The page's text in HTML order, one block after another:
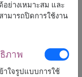
ย่างเหมาะสม และ
ามารถปิดการใช้งาน
ภาพ
าใจรูปแบบการใช้